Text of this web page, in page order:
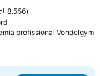
8.556
profissional Vondelgym